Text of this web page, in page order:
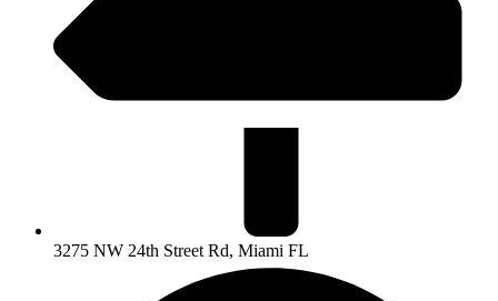
3275 NW 24th Street Rd, Miami FL